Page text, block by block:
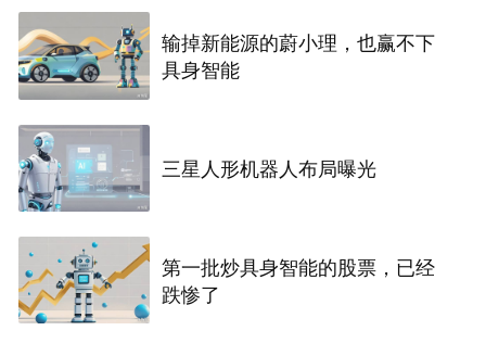
输掉新能源的蔚小理，也赢不下
具身智能
三星人形机器人布局曝光
第一批炒具身智能的股票，已经
跌惨了